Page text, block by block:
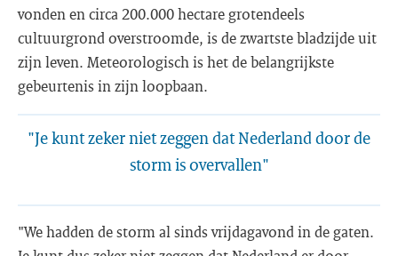
vonden en circa 200.000 hectare grotendeels
cultuurgrond overstroomde, is de zwartste bladzijde uit
zijn leven. Meteorologisch is het de belangrijkste
gebeurtenis in zijn loopbaan.
"Je kunt zeker niet zeggen dat Nederland door de
storm is overvallen"
"We hadden de storm al sinds vrijdagavond in de gaten.